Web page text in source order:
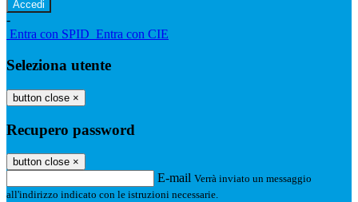
-
Entra con SPID Entra con CIE
Seleziona utente
button close ×
Recupero password
button close ×
E-mail Verrà inviato un messaggio
all'indirizzo indicato con le istruzioni necessarie.